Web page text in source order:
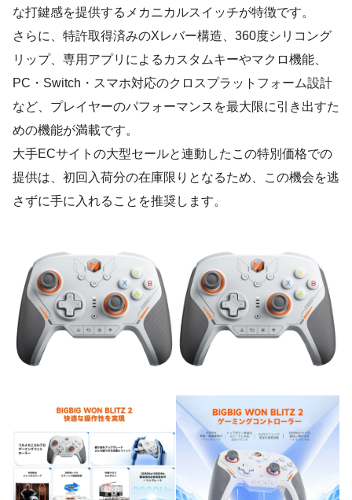
な打鍵感を提供するメカニカルスイッチが特徴です。
さらに、特許取得済みのXレバー構造、360度シリコング
リップ、専用アプリによるカスタムキーやマクロ機能、
PC・Switch・スマホ対応のクロスプラットフォーム設計
など、プレイヤーのパフォーマンスを最大限に引き出すた
めの機能が満載です。
大手ECサイトの大型セールと連動したこの特別価格での
提供は、初回入荷分の在庫限りとなるため、この機会を逃
さずに手に入れることを推奨します。